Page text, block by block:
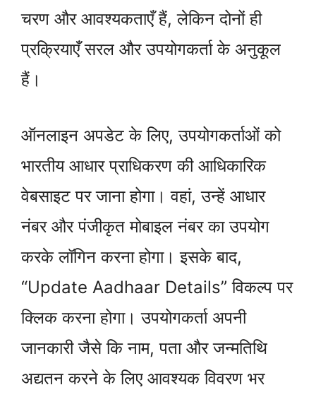
चरण और आवश्यकताएँ हैं, लेकिन दोनों ही
प्रक्रियाएँ सरल और उपयोगकर्ता के अनुकूल
हैं।
ऑनलाइन अपडेट के लिए, उपयोगकर्ताओं को
भारतीय आधार प्राधिकरण की आधिकारिक
वेबसाइट पर जाना होगा। वहां, उन्हें आधार
नंबर और पंजीकृत मोबाइल नंबर का उपयोग
करके लॉगिन करना होगा। इसके बाद,
“Update Aadhaar Details” विकल्प पर
क्लिक करना होगा। उपयोगकर्ता अपनी
जानकारी जैसे कि नाम, पता और जन्मतिथि
अद्यतन करने के लिए आवश्यक विवरण भर